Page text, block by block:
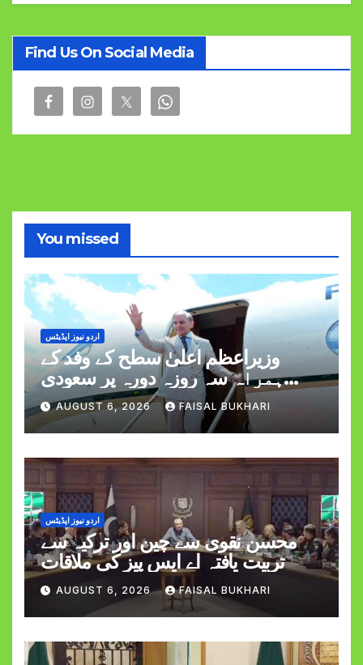
Find Us On Social Media
You missed
اردو نیوز اپڈیٹس
وزیراعظم اعلیٰ سطح کے وفد کے
ہمراہ سہ روزہ دورہ پر سعودی
عرب روانہ
AUGUST 6, 2026 FAISAL BUKHARI
اردو نیوز اپڈیٹس
محسن نقوی سے چین اور ترکیہ سے
تربیت یافتہ اے ایس پیز کی ملاقات
AUGUST 6, 2026 FAISAL BUKHARI